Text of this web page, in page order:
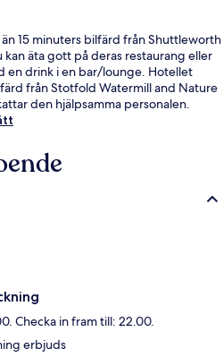
15 minuters bilfärd från Shuttleworth
kan äta gott på deras restaurang eller
en drink i en bar/lounge. Hotellet
från Stotfold Watermill and Nature
den hjälpsamma personalen.
Checka in fram till: 22.00.
erbjuds